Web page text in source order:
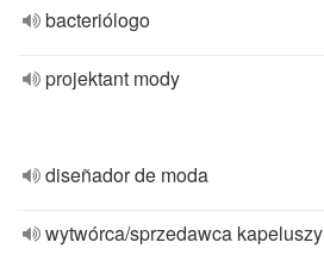
bacteriólogo
projektant mody
diseñador de moda
wytwórca/sprzedawca kapeluszy